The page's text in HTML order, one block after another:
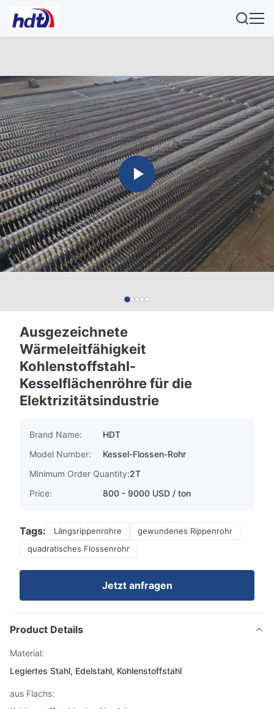
Ausgezeichnete
Wärmeleitfähigkeit
Kohlenstoffstahl-
Kesselflächenröhre für die
Elektrizitätsindustrie
Brand Name:
HDT
Model Number:
Kessel-Flossen-Rohr
Minimum Order Quantity:2T
Price:
800 - 9000 USD / ton
Tags: Längsrippenrohre
gewundenes Rippenrohr
quadratisches Flossenrohr
Jetzt anfragen
Product Details
Material:
Legiertes Stahl, Edelstahl, Kohlenstoffstahl
aus Flachs: